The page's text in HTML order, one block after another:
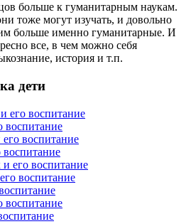
больше к гуманитарным наукам.
тоже могут изучать, и довольно
больше именно гуманитарные. И
все, в чем можно себя
история и т.п.
дети
его воспитание
воспитание
воспитание
воспитание
его воспитание
воспитание
воспитание